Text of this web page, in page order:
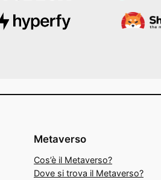
Metaverso
Cos’è il Metaverso?
Dove si trova il Metaverso?